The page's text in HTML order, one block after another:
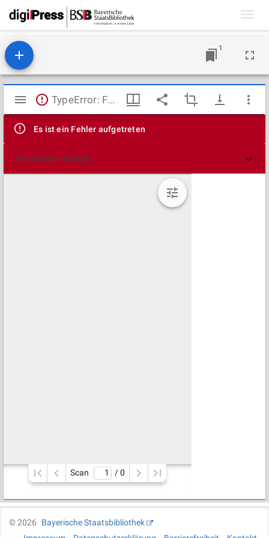
1
Mirador
Viewer
TypeError: Failed to fetch
Es ist ein Fehler aufgetreten
Technische Details
Scan / 0
©2026
Bayerische Staatsbibliothek